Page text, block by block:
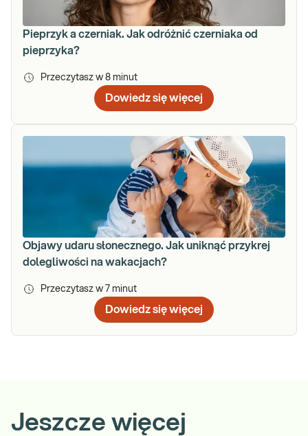
Pieprzyk a czerniak. Jak odróżnić czerniaka od
pieprzyka?
Przeczytasz w 8 minut
Dowiedz się więcej
Objawy udaru słonecznego. Jak uniknąć przykrej
dolegliwości na wakacjach?
Przeczytasz w 7 minut
Dowiedz się więcej
Jeszcze więcej